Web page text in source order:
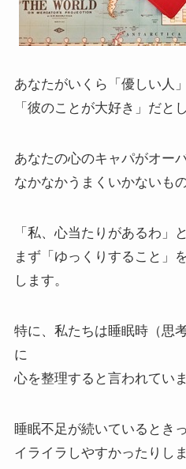
あなたがいくら「優しい人
「彼のことが大好き」だと
あなたの心のキャパがオー
なかなかうまくいかないもの
「私、心当たりがあるわ」
まず「ゆっくりすること」
します。
特に、私たちは睡眠時（思
に
心を整理すると言われてい
睡眠不足が続いているときっ
イライラしやすかったりし